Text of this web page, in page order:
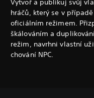
Vytvoř a publikuj svůj
hráčů, který se v
oficiálním režimem.
škálováním a
režim, navrhni vlastní
chování NPC.